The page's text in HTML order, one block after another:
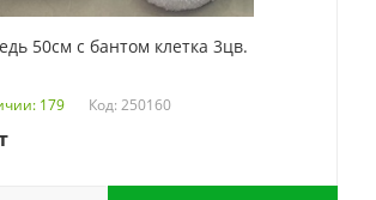
50см с бантом клетка 3цв.
179 Код: 250160